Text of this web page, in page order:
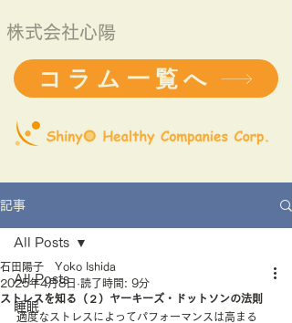
株式会社心陽
コラム一覧へ
記事
All Posts
睡眠
All Posts
ストレスを知る（２）ヤーキーズ・ドットソンの法則
石田陽子 Yoko Ishida
2025年4月8日 読了時間: 9分
適度なストレスによってパフォーマンスは高まる